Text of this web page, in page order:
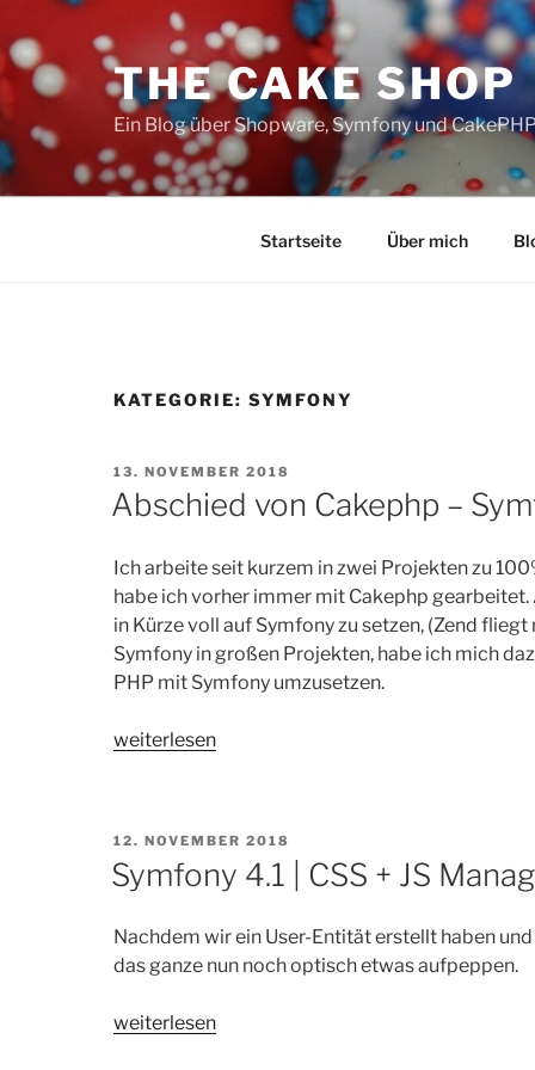
Inhalt
springen
THE CAKE SHOP
Ein Blog über Shopware, Symfony und
Startseite Über mich
KATEGORIE: SYMFONY
VERÖFFENTLICHT
AM
13. NOVEMBER 2018
Abschied von Cakephp –
Ich arbeite seit kurzem in zwei Projekten zu
habe ich vorher immer mit Cakephp
in Kürze voll auf Symfony zu setzen, (Zend
Symfony in großen Projekten, habe ich mich
PHP mit Symfony umzusetzen.
„Abschied
Symfony
here
come…“
weiterlesen
VERÖFFENTLICHT
12. NOVEMBER 2018
Symfony 4.1 | CSS + JS
Nachdem wir ein User-Entität erstellt haben
das ganze nun noch optisch etwas aufpeppen.
„Symfony
weiterlesen